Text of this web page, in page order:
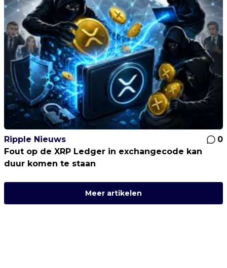
Ripple Nieuws
0
Fout op de XRP Ledger in exchangecode kan
duur komen te staan
Meer artikelen